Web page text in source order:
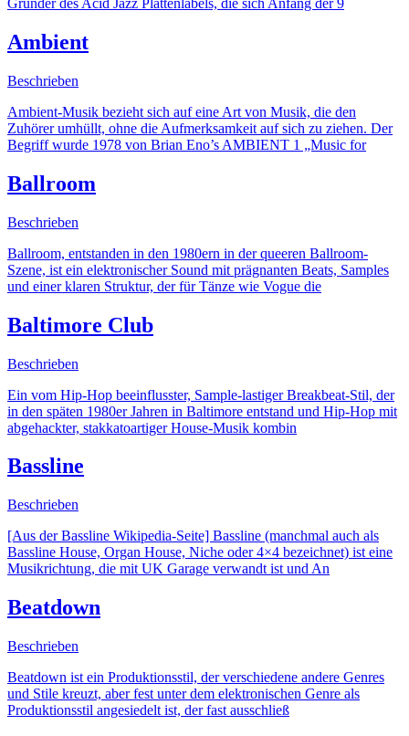
Gründer des Acid Jazz Plattenlabels, die sich Anfang der 9
Ambient
Beschrieben
Ambient-Musik bezieht sich auf eine Art von Musik, die den
Zuhörer umhüllt, ohne die Aufmerksamkeit auf sich zu ziehen. Der
Begriff wurde 1978 von Brian Eno’s AMBIENT 1 „Music for
Ballroom
Beschrieben
Ballroom, entstanden in den 1980ern in der queeren Ballroom-
Szene, ist ein elektronischer Sound mit prägnanten Beats, Samples
und einer klaren Struktur, der für Tänze wie Vogue die
Baltimore Club
Beschrieben
Ein vom Hip-Hop beeinflusster, Sample-lastiger Breakbeat-Stil, der
in den späten 1980er Jahren in Baltimore entstand und Hip-Hop mit
abgehackter, stakkatoartiger House-Musik kombin
Bassline
Beschrieben
[Aus der Bassline Wikipedia-Seite] Bassline (manchmal auch als
Bassline House, Organ House, Niche oder 4×4 bezeichnet) ist eine
Musikrichtung, die mit UK Garage verwandt ist und An
Beatdown
Beschrieben
Beatdown ist ein Produktionsstil, der verschiedene andere Genres
und Stile kreuzt, aber fest unter dem elektronischen Genre als
Produktionsstil angesiedelt ist, der fast ausschließ